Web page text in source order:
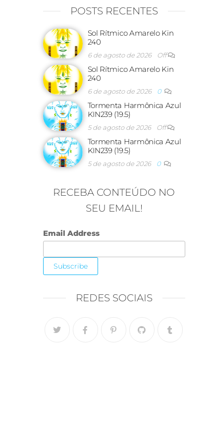
POSTS RECENTES
Sol Rítmico Amarelo Kin
240
6 de agosto de 2026 Off
Sol Rítmico Amarelo Kin
240
6 de agosto de 2026 0
Tormenta Harmônica Azul
KIN239 (19.5)
5 de agosto de 2026 Off
Tormenta Harmônica Azul
KIN239 (19.5)
5 de agosto de 2026 0
RECEBA CONTEÚDO NO
SEU EMAIL!
Email Address
REDES SOCIAIS